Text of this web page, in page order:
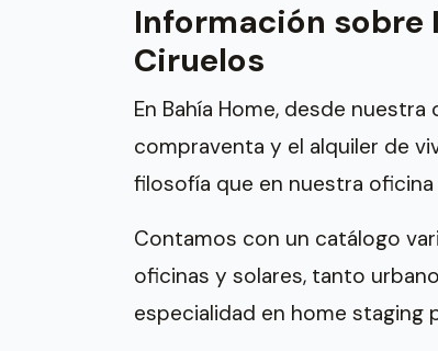
Información sobre
Ciruelos
En Bahía Home, desde
compraventa y el alquiler de
filosofía que en nuestra oficina
Contamos con un catálogo
oficinas y solares, tanto
especialidad en home staging